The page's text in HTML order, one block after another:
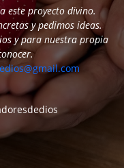
este proyecto divino.
y pedimos ideas.
y para nuestra propia